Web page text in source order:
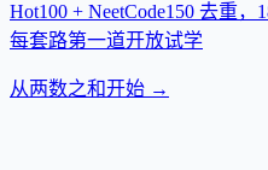
Hot100 + NeetCode150 去重，
每套路第一道开放试学
从两数之和开始 →